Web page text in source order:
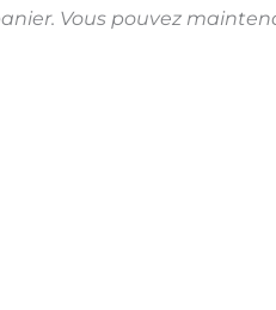
Vous pouvez